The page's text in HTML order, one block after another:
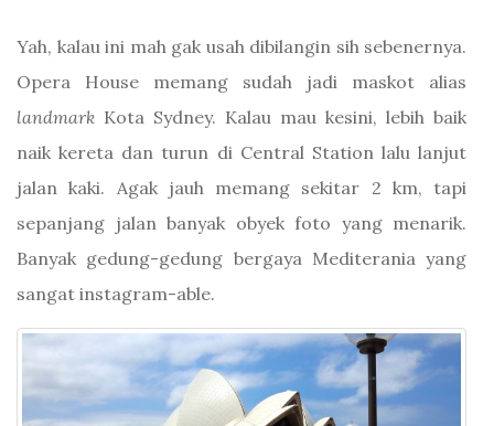
Yah, kalau ini mah gak usah dibilangin sih sebenernya.
Opera House memang sudah jadi maskot alias
landmark Kota Sydney. Kalau mau kesini, lebih baik
naik kereta dan turun di Central Station lalu lanjut
jalan kaki. Agak jauh memang sekitar 2 km, tapi
sepanjang jalan banyak obyek foto yang menarik.
Banyak gedung-gedung bergaya Mediterania yang
sangat instagram-able.